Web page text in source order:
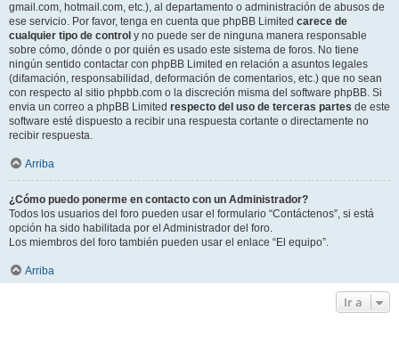
gmail.com, hotmail.com, etc.), al departamento o administración de abusos de
ese servicio. Por favor, tenga en cuenta que phpBB Limited carece de
cualquier tipo de control y no puede ser de ninguna manera responsable
sobre cómo, dónde o por quién es usado este sistema de foros. No tiene
ningún sentido contactar con phpBB Limited en relación a asuntos legales
(difamación, responsabilidad, deformación de comentarios, etc.) que no sean
con respecto al sitio phpbb.com o la discreción misma del software phpBB. Si
envia un correo a phpBB Limited respecto del uso de terceras partes de este
software esté dispuesto a recibir una respuesta cortante o directamente no
recibir respuesta.
Arriba
¿Cómo puedo ponerme en contacto con un Administrador?
Todos los usuarios del foro pueden usar el formulario “Contáctenos”, si está
opción ha sido habilitada por el Administrador del foro.
Los miembros del foro también pueden usar el enlace “El equipo”.
Arriba
Ir a